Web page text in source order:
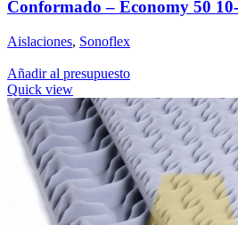
Conformado – Economy 50
Aislaciones, Sonoflex
Añadir al presupuesto
Quick view